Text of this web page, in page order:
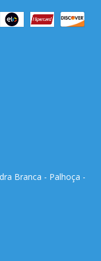
Branca - Palhoça -